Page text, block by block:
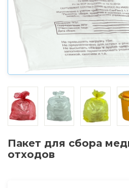
Пакет для сбора
отходов